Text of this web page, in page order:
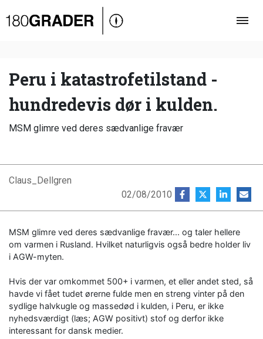
Oversigt
Debat
Video
Podcast
Peru i katastrofetilstand -
hundredevis dør i kulden.
MSM glimre ved deres sædvanlige fravær
Claus_Dellgren
02/08/2010
MSM glimre ved deres sædvanlige fravær... og taler hellere
om varmen i Rusland. Hvilket naturligvis også bedre holder liv
i AGW-myten.
Hvis der var omkommet 500+ i varmen, et eller andet sted, så
havde vi fået tudet ørerne fulde men en streng vinter på den
sydlige halvkugle og massedød i kulden, i Peru, er ikke
nyhedsværdigt (læs; AGW positivt) stof og derfor ikke
interessant for dansk medier.